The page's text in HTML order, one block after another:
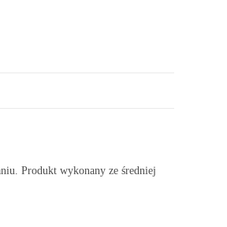
Produkt wykonany ze średniej